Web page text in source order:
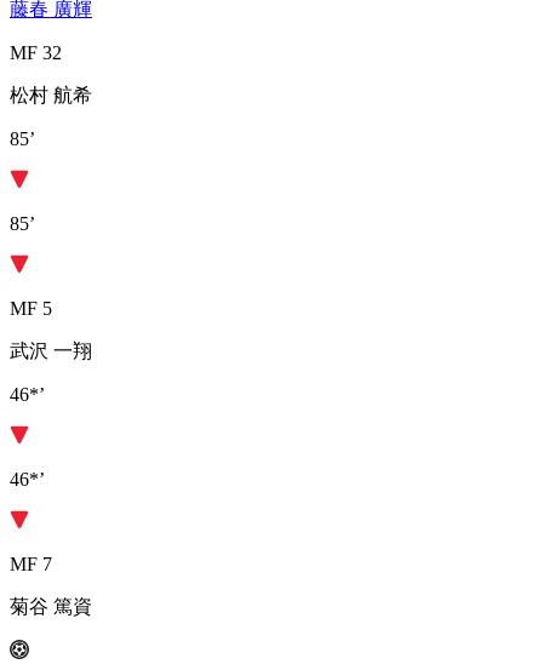
藤春 廣輝
MF 32
松村 航希
85’
85’
MF 5
武沢 一翔
46*’
46*’
MF 7
菊谷 篤資